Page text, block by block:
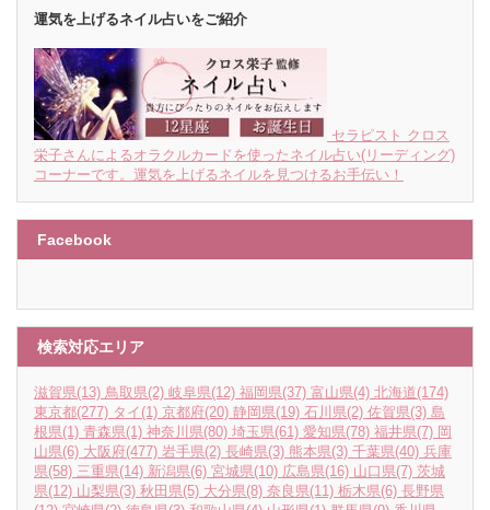
運気を上げるネイル占いをご紹介
セラピスト クロス
栄子さんによるオラクルカードを使ったネイル占い(リーディング)
コーナーです。運気を上げるネイルを見つけるお手伝い！
Facebook
検索対応エリア
滋賀県(13) 鳥取県(2) 岐阜県(12) 福岡県(37) 富山県(4) 北海道(174)
東京都(277) タイ (1) 京都府(20) 静岡県(19) 石川県(2) 佐賀県(3) 島
根県(1) 青森県(1) 神奈川県(80) 埼玉県(61) 愛知県(78) 福井県(7) 岡
山県(6) 大阪府(477) 岩手県(2) 長崎県(3) 熊本県(3) 千葉県(40) 兵庫
県(58) 三重県(14) 新潟県(6) 宮城県(10) 広島県(16) 山口県(7) 茨城
県(12) 山梨県(3) 秋田県(5) 大分県(8) 奈良県(11) 栃木県(6) 長野県